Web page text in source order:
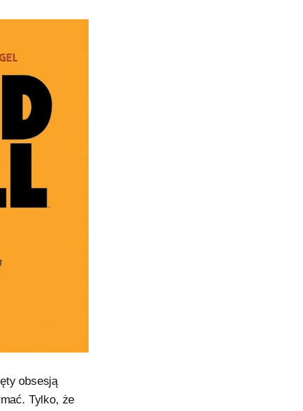
obsesją
Tylko, że